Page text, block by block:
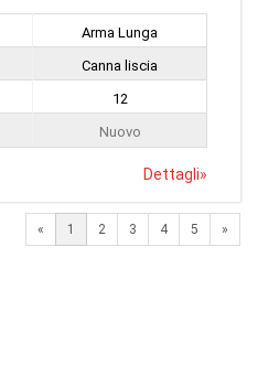
Arma Lunga
Canna liscia
12
Nuovo
Dettagli»
« 1 2 3 4 5 »